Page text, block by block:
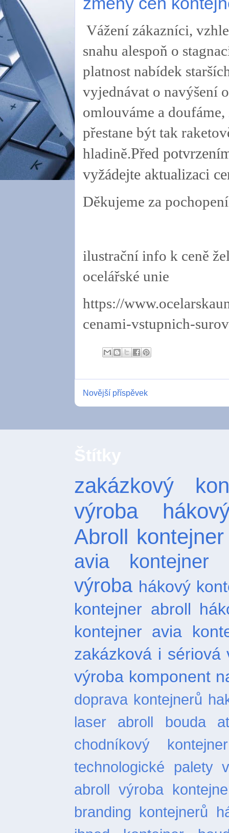
Vážení zákazníci,
snahu alespoň o
platnost nabídek
vyjednávat o navýšení
omlouváme a
přestane být tak
hladině.Před
vyžádejte aktualizaci
Děkujeme za
ilustrační info k ceně
ocelářské unie
https://
cenami-vstupnich-
Novější příspěvek
zakázkový
výroba
Abroll
avia kontejner
výroba hákový
kontejner abroll
kontejner avia
zakázková i sériová
výroba komponent
doprava kontejnerů
laser
abroll bouda
chodníkový
technologické palety
abroll výroba
branding kontejnerů